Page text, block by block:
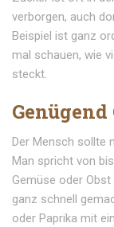
verborgen, auch
Beispiel ist ganz
mal schauen, wie
steckt.
Genügend
Der Mensch sollte
Man spricht von
Gemüse oder
ganz schnell
oder Paprika mit